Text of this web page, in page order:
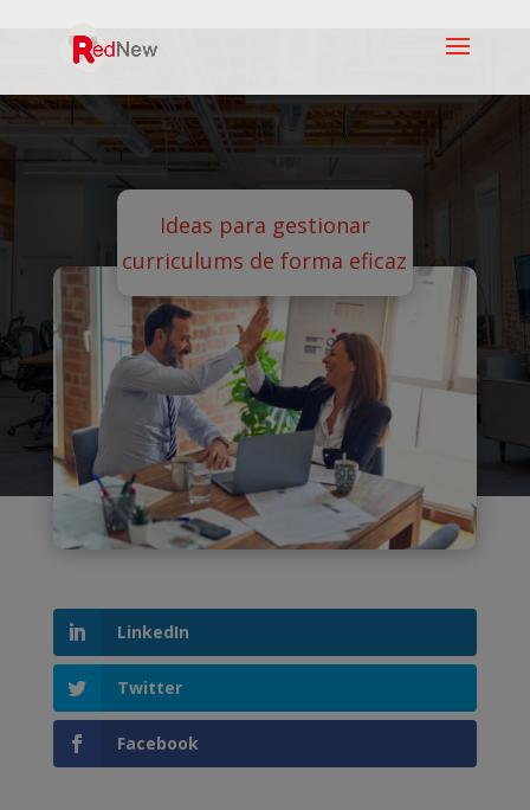
Ideas para gestionar
curriculums de forma eficaz
LinkedIn
Twitter
Facebook